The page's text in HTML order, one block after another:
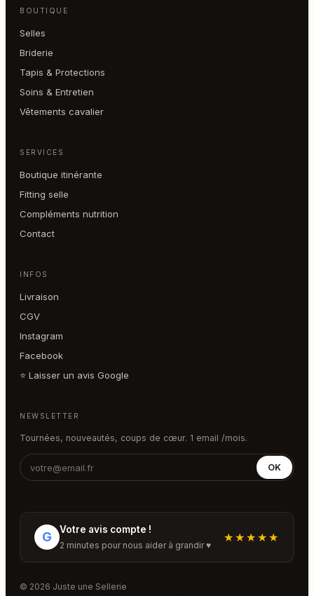
BOUTIQUE
Selles
Briderie
Tapis & Protections
Soins & Entretien
Vêtements cavalier
SERVICES
Boutique itinérante
Fitting selle
Compléments nutrition
Contact
INFOS
Livraison
CGV
Instagram
Facebook
⭐ Laisser un avis Google
NEWSLETTER
Tournées, nouveautés, coups de cœur. 1 email /mois.
OK
G Votre avis compte !
2 minutes pour nous aider à grandir ♥
★★★★★
© 2026 Juste une Sellerie